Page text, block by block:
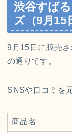
渋谷すば
ズ（9月15
9月15日に販売
の通りです。
SNSや口コミを
商品名